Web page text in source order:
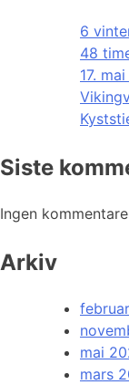
6
48
17.
Siste
Ingen
Arkiv
mai
mars